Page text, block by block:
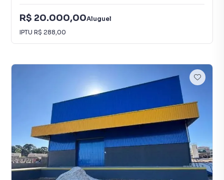
R$ 20.000,00Aluguel
IPTU R$ 288,00